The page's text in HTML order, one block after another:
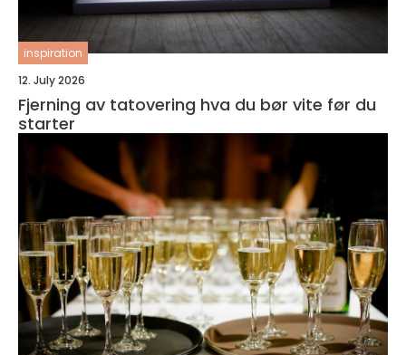
inspiration
12. July 2026
Fjerning av tatovering hva du bør vite før du
starter